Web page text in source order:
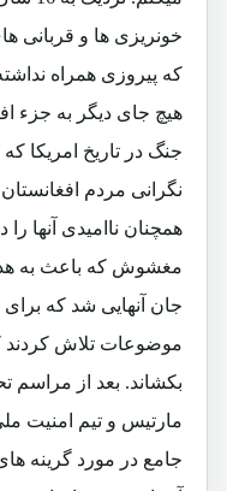
خونریزی ها و قربانی
که پیروزی همراه
هیچ جای دیگر به جزء
نگرانی مردم
همچنان ناامیدی آنها
مغشوش که باعث به
جان آنهایی شد که برای
موضوعات تلاش کردند
بکشاند. بعد از مراسم
مارتیس و تیم امنیت
جامع در مورد گرینه